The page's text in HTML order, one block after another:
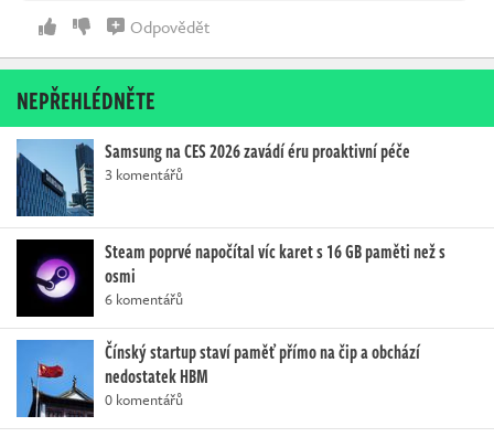
Odpovědět
NEPŘEHLÉDNĚTE
Samsung na CES 2026 zavádí éru proaktivní péče
3 komentářů
Steam poprvé napočítal víc karet s 16 GB paměti než s
osmi
6 komentářů
Čínský startup staví paměť přímo na čip a obchází
nedostatek HBM
0 komentářů